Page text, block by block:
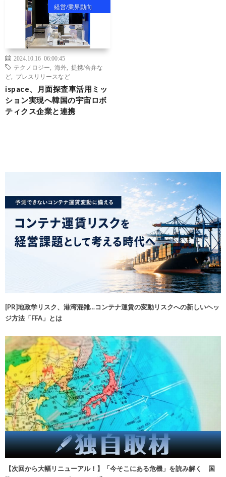
経営/業界動向
2024.10.16 06:00:45
テクノロジー
海外
提携/合弁な
ど
プレスリリースなど
ispace、月面探査車活用ミッ
ション実現へ韓国の宇宙ロボ
ティクス企業と連携
[PR]地政学リスク、港湾混雑…コンテナ運賃の変動リスクへの新しいヘッ
ジ方法「FFA」とは
【次回から大幅リニューアル！】「今そこにある危機」を読み解く 国